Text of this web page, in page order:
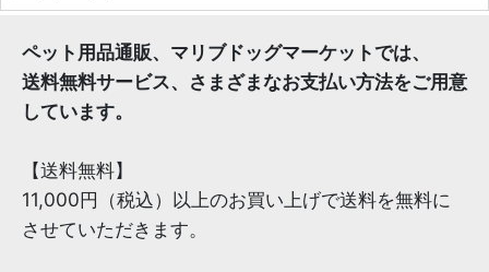
ペット用品通販、マリブドッグマーケットでは、
送料無料サービス、さまざまなお支払い方法をご用意
しています。
【送料無料】
11,000円（税込）以上のお買い上げで送料を無料に
させていただきます。